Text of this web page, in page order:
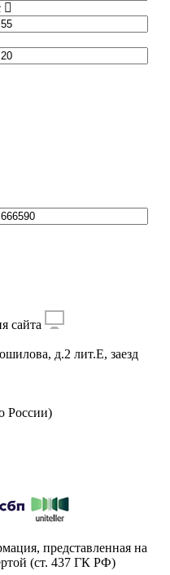
сайта
д.2 лит.Е, заезд
России)
представленная на
(ст. 437 ГК РФ)